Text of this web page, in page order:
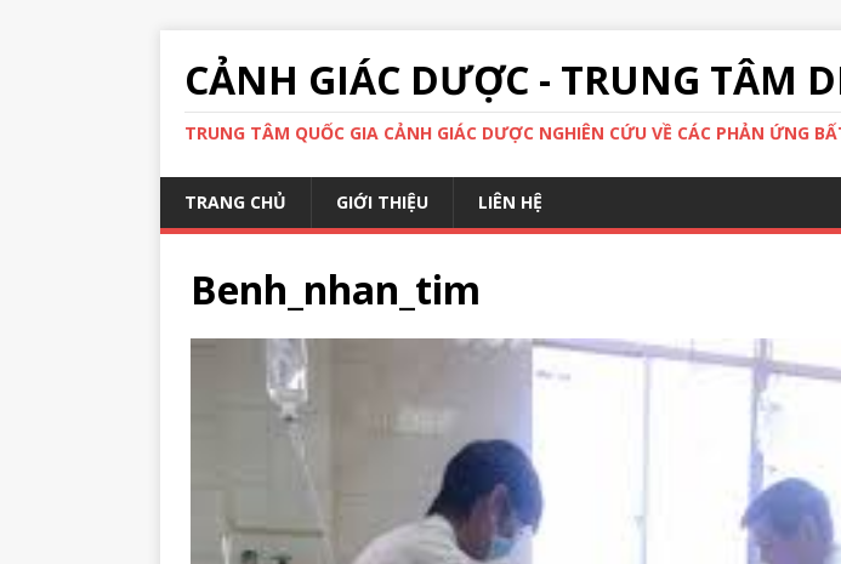
CẢNH GIÁC DƯỢC - TRUNG TÂM
TRUNG TÂM QUỐC GIA CẢNH GIÁC DƯỢC NGHIÊN CỨU VỀ CÁC PHẢN ỨNG
TRANG CHỦ GIỚI THIỆU LIÊN HỆ
Benh_nhan_tim